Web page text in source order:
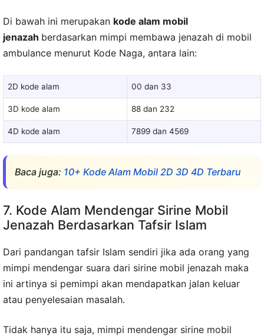
Di bawah ini merupakan kode alam mobil
jenazah berdasarkan mimpi membawa jenazah di mobil
ambulance menurut Kode Naga, antara lain:
2D kode alam 00 dan 33
3D kode alam 88 dan 232
4D kode alam 7899 dan 4569
Baca juga: 10+ Kode Alam Mobil 2D 3D 4D Terbaru
7. Kode Alam Mendengar Sirine Mobil
Jenazah Berdasarkan Tafsir Islam
Dari pandangan tafsir Islam sendiri jika ada orang yang
mimpi mendengar suara dari sirine mobil jenazah maka
ini artinya si pemimpi akan mendapatkan jalan keluar
atau penyelesaian masalah.
Tidak hanya itu saja, mimpi mendengar sirine mobil